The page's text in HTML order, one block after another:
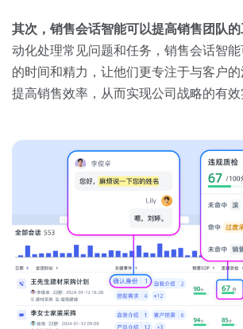
其次，销售会话智能可以提高销售团队的
动化处理常见问题和任务，销售会话智
的时间和精力，让他们更专注于与客户的
提高销售效率，从而实现公司战略的有效